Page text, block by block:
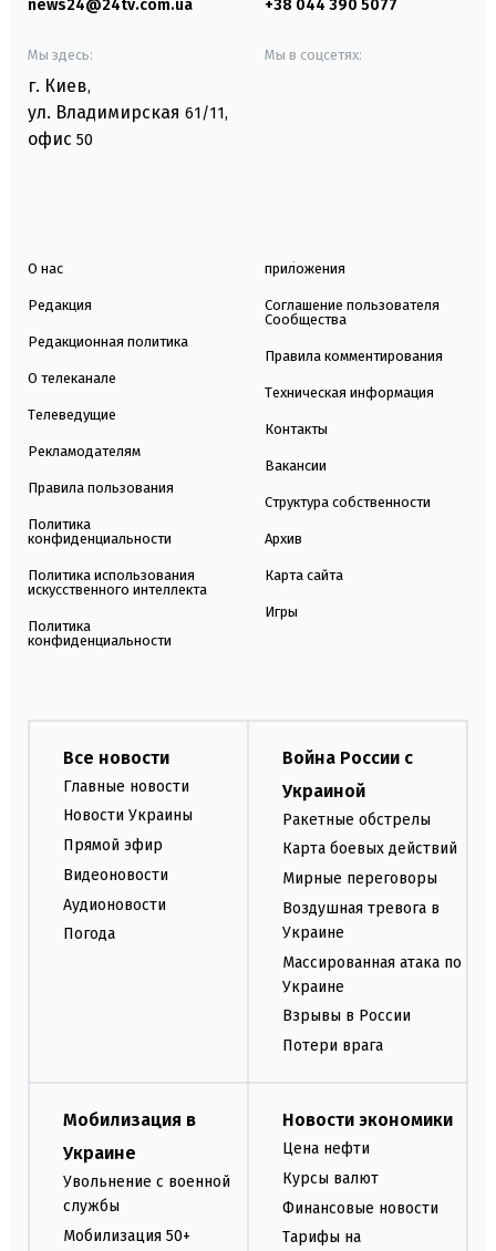
news24@24tv.com.ua +38 044 390 5077
Мы здесь:
г. Киев,
ул. Владимирская 61/11,
офис 50
Мы в соцсетях:
О нас
Редакция
Редакционная политика
О телеканале
Телеведущие
Рекламодателям
Правила пользования
Политика
конфиденциальности
Политика использования
искусственного интеллекта
Политика
конфиденциальности
приложения
Соглашение пользователя
Сообщества
Правила комментирования
Техническая информация
Контакты
Вакансии
Структура собственности
Архив
Карта сайта
Игры
Все новости
Главные новости
Новости Украины
Прямой эфир
Видеоновости
Аудионовости
Погода
Война России с
Украиной
Ракетные обстрелы
Карта боевых действий
Мирные переговоры
Воздушная тревога в
Украине
Массированная атака по
Украине
Взрывы в России
Потери врага
Мобилизация в
Украине
Увольнение с военной
службы
Мобилизация 50+
Новости экономики
Цена нефти
Курсы валют
Финансовые новости
Тарифы на